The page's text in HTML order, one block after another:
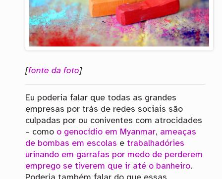
[fonte da foto]
Eu poderia falar que todas as grandes
empresas por trás de redes sociais são
culpadas por ou coniventes com atrocidades
– como o genocídio em Myanmar, ameaças
de bombas em escolas e trabalhadóries
urinando em garrafas por medo de perderem
emprego se tiverem que ir até o banheiro.